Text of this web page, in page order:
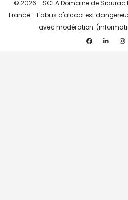
© 2026 - SCEA Domaine de
France - L'abus d'alcool est
avec modération. (
FacebookLinkedin